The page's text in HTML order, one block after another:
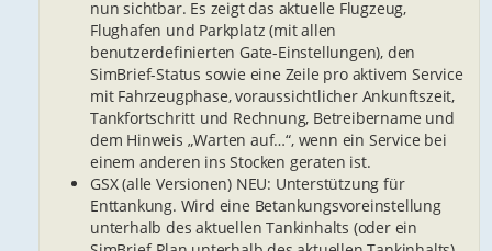
nun sichtbar. Es zeigt das aktuelle Flugzeug,
Flughafen und Parkplatz (mit allen
benutzerdefinierten Gate-Einstellungen), den
SimBrief-Status sowie eine Zeile pro aktivem Service
mit Fahrzeugphase, voraussichtlicher Ankunftszeit,
Tankfortschritt und Rechnung, Betreibername und
dem Hinweis „Warten auf…“, wenn ein Service bei
einem anderen ins Stocken geraten ist.
GSX (alle Versionen) NEU: Unterstützung für
Enttankung. Wird eine Betankungsvoreinstellung
unterhalb des aktuellen Tankinhalts (oder ein